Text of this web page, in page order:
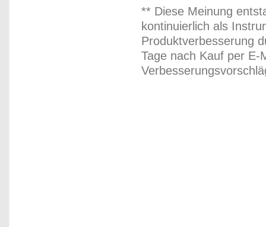
** Diese Meinung
kontinuierlich als
Produktverbesserung
Tage nach Kauf per E-